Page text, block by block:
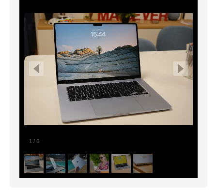
1 / 6